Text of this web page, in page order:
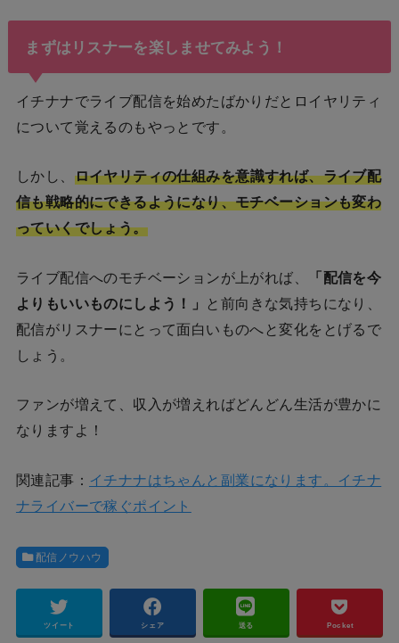
まずはリスナーを楽しませてみよう！
イチナナでライブ配信を始めたばかりだとロイヤリティ
について覚えるのもやっとです。
しかし、 ロイヤリティの仕組みを意識すれば、ライブ配
信も戦略的にできるようになり、モチベーションも変わ
っていくでしょう。
ライブ配信へのモチベーションが上がれば、
「配信を今
よりもいいものにしよう！」
と前向きな気持ちになり、
配信がリスナーにとって面白いものへと変化をとげるで
しょう。
ファンが増えて、収入が増えればどんどん生活が豊かに
なりますよ！
関連記事： イチナナはちゃんと副業になります。イチナ
ナライバーで稼ぐポイント
配信ノウハウ
ツイート シェア 送る Pocket